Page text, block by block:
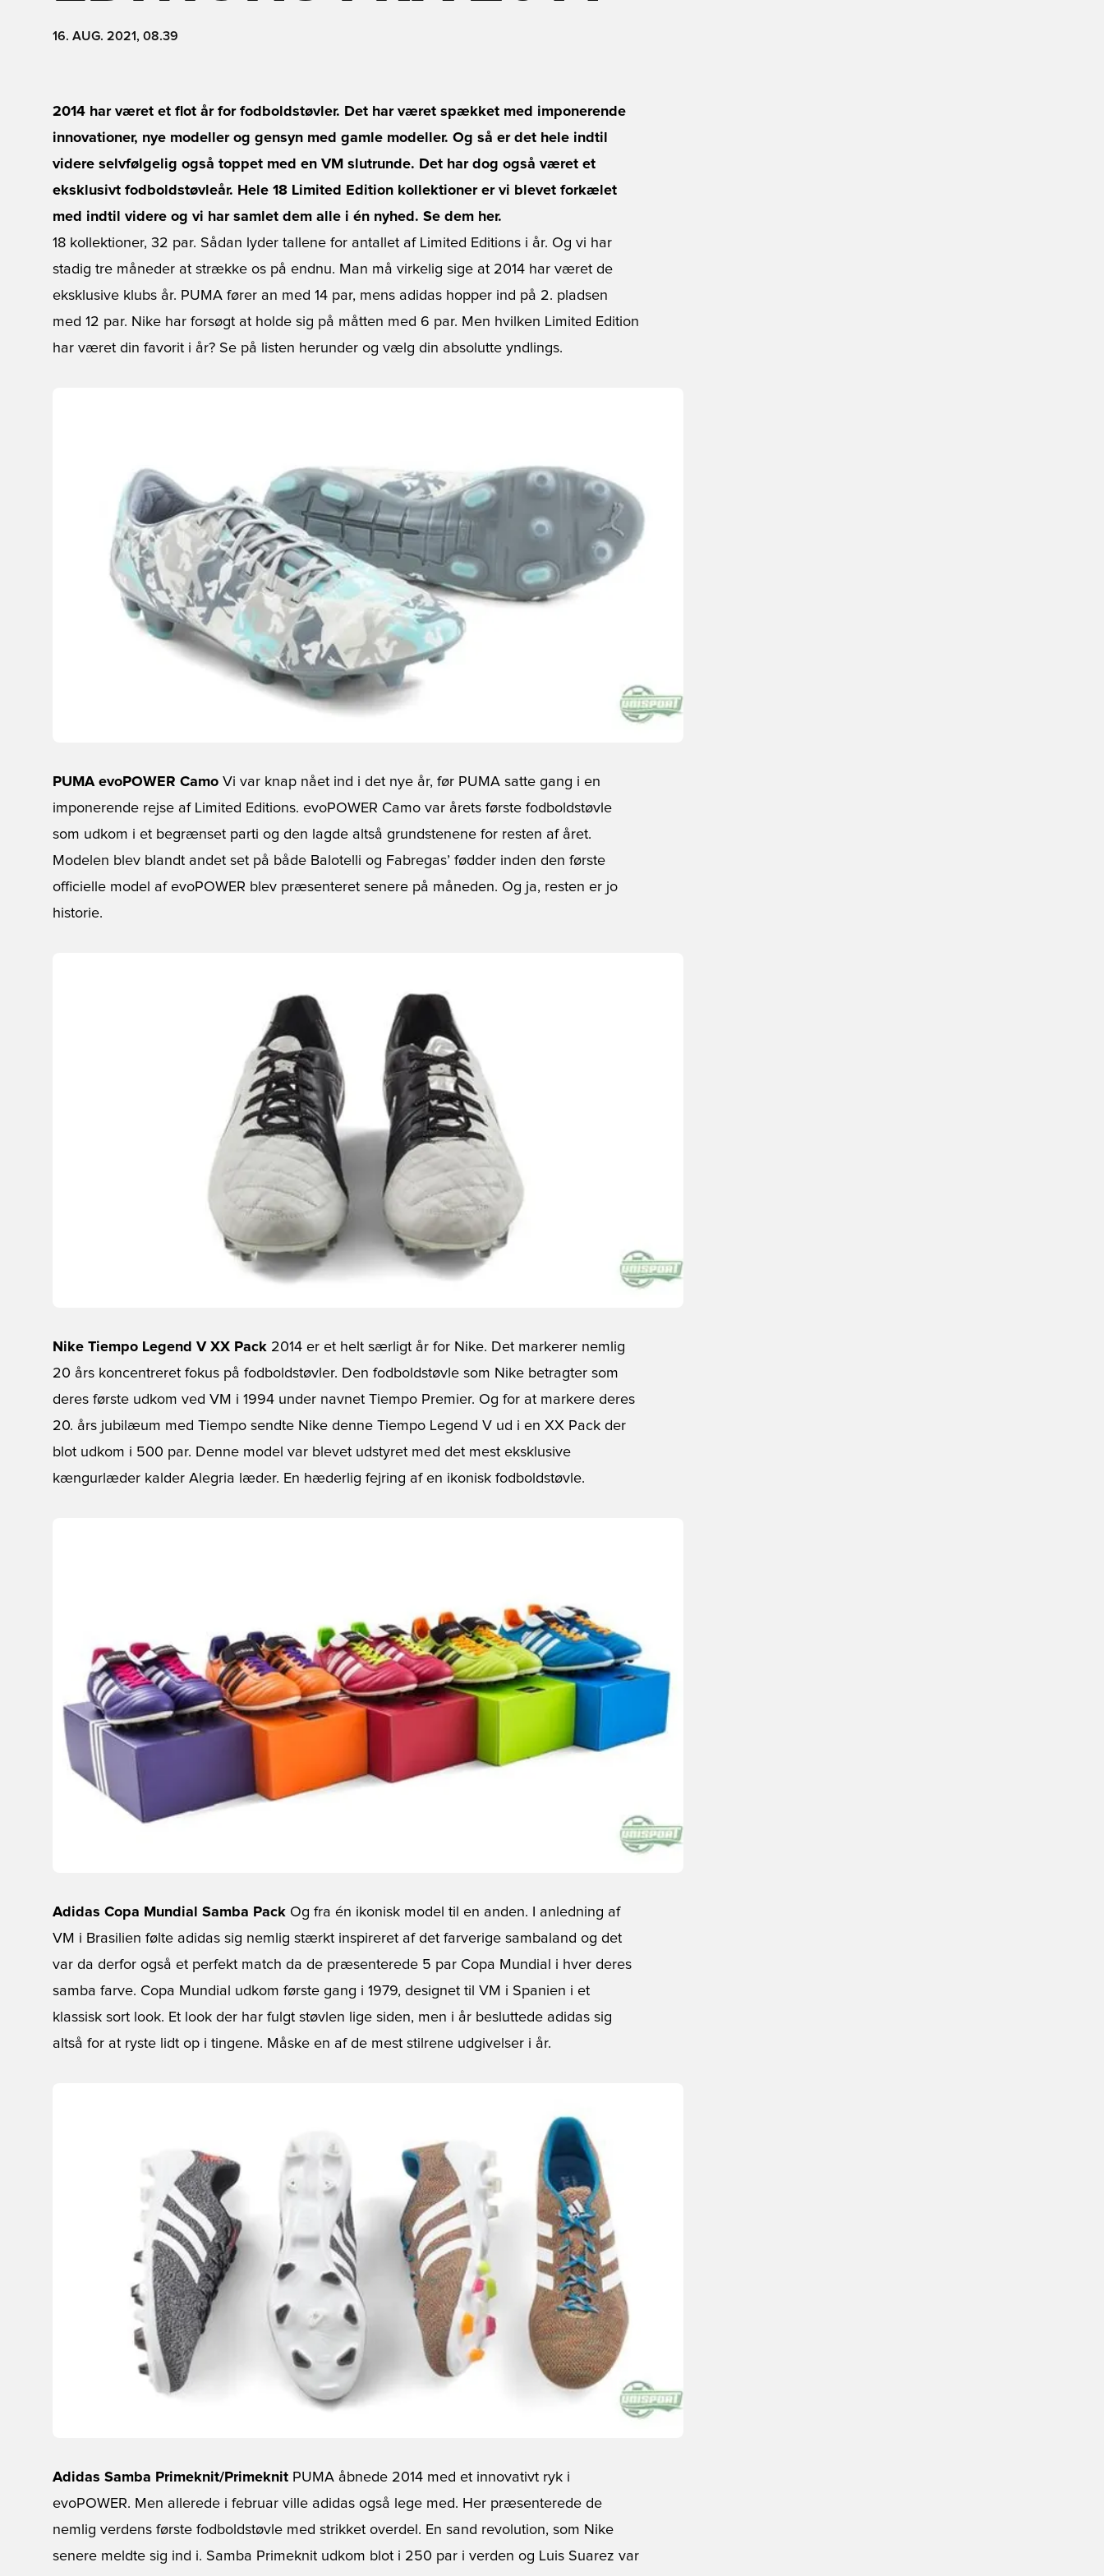
16. AUG. 2021, 08.39
2014 har været et flot år for fodboldstøvler. Det har været spækket med imponerende
innovationer, nye modeller og gensyn med gamle modeller. Og så er det hele indtil
videre selvfølgelig også toppet med en VM slutrunde. Det har dog også været et
eksklusivt fodboldstøvleår. Hele 18 Limited Edition kollektioner er vi blevet forkælet
med indtil videre og vi har samlet dem alle i én nyhed. Se dem her.
18 kollektioner, 32 par. Sådan lyder tallene for antallet af Limited Editions i år. Og vi har
stadig tre måneder at strække os på endnu. Man må virkelig sige at 2014 har været de
eksklusive klubs år. PUMA fører an med 14 par, mens adidas hopper ind på 2. pladsen
med 12 par. Nike har forsøgt at holde sig på måtten med 6 par. Men hvilken Limited Edition
har været din favorit i år? Se på listen herunder og vælg din absolutte yndlings.
PUMA evoPOWER Camo Vi var knap nået ind i det nye år, før PUMA satte gang i en
imponerende rejse af Limited Editions. evoPOWER Camo var årets første fodboldstøvle
som udkom i et begrænset parti og den lagde altså grundstenene for resten af året.
Modelen blev blandt andet set på både Balotelli og Fabregas’ fødder inden den første
officielle model af evoPOWER blev præsenteret senere på måneden. Og ja, resten er jo
historie.
Nike Tiempo Legend V XX Pack 2014 er et helt særligt år for Nike. Det markerer nemlig
20 års koncentreret fokus på fodboldstøvler. Den fodboldstøvle som Nike betragter som
deres første udkom ved VM i 1994 under navnet Tiempo Premier. Og for at markere deres
20. års jubilæum med Tiempo sendte Nike denne Tiempo Legend V ud i en XX Pack der
blot udkom i 500 par. Denne model var blevet udstyret med det mest eksklusive
kængurlæder kalder Alegria læder. En hæderlig fejring af en ikonisk fodboldstøvle.
Adidas Copa Mundial Samba Pack Og fra én ikonisk model til en anden. I anledning af
VM i Brasilien følte adidas sig nemlig stærkt inspireret af det farverige sambaland og det
var da derfor også et perfekt match da de præsenterede 5 par Copa Mundial i hver deres
samba farve. Copa Mundial udkom første gang i 1979, designet til VM i Spanien i et
klassisk sort look. Et look der har fulgt støvlen lige siden, men i år besluttede adidas sig
altså for at ryste lidt op i tingene. Måske en af de mest stilrene udgivelser i år.
Adidas Samba Primeknit/Primeknit PUMA åbnede 2014 med et innovativt ryk i
evoPOWER. Men allerede i februar ville adidas også lege med. Her præsenterede de
nemlig verdens første fodboldstøvle med strikket overdel. En sand revolution, som Nike
senere meldte sig ind i. Samba Primeknit udkom blot i 250 par i verden og Luis Suarez var